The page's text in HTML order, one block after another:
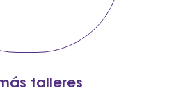
talleres